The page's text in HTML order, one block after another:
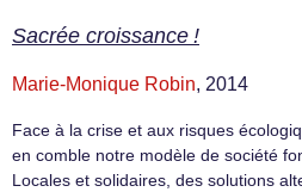
Sacrée croissance !
Marie-Monique Robin, 2014
Face à la crise et aux risques
en comble notre modèle de société
Locales et solidaires, des solutions